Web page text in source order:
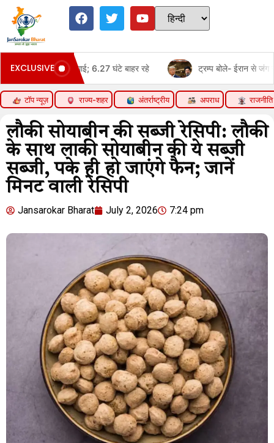
EXCLUSIVEट्रम्प बोले- ईरान से जंग जल्द खत्म हो सकती है:हूती विद्रोहियों का यमन
टॉप न्यूज़ राज्य-शहर अंतर्राष्ट्रीय अपराध राजनीति
लौकी सोयाबीन की सब्जी रेसिपी: लौकी
के साथ लाकी सोयाबीन की ये सब्जी
सब्जी, पके ही हो जाएंगे फैन; जानें
मिनट वाली रेसिपी
Jansarokar Bharat July 2, 2026 7:24 pm